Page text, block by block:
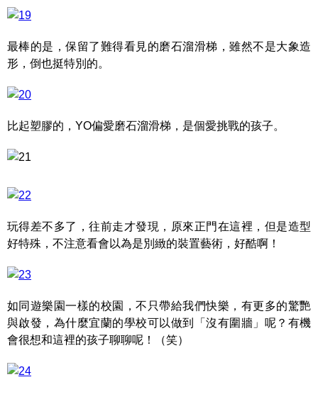
最棒的是，保留了難得看見的磨石溜滑梯，雖然不是大象造
形，倒也挺特別的。
比起塑膠的，YO偏愛磨石溜滑梯，是個愛挑戰的孩子。
玩得差不多了，往前走才發現，原來正門在這裡，但是造型
好特殊，不注意看會以為是別緻的裝置藝術，好酷啊！
如同遊樂園一樣的校園，不只帶給我們快樂，有更多的驚艷
與啟發，為什麼宜蘭的學校可以做到「沒有圍牆」呢？有機
會很想和這裡的孩子聊聊呢！（笑）